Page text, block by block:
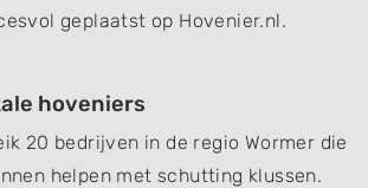
geplaatst op Hovenier.nl.
hoveniers
20 bedrijven in de regio Wormer die
helpen met schutting klussen.